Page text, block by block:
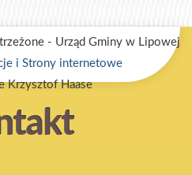
- Urząd Gminy w Lipowej
i Strony internetowe
Krzysztof Haase